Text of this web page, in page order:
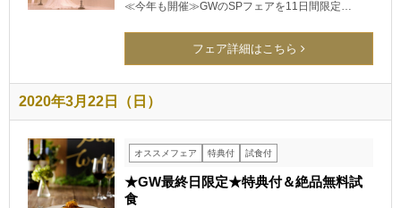
≪今年も開催≫GWのSPフェアを11日間限定…
フェア詳細はこちら
2020年3月22日（日）
オススメフェア 特典付 試食付
★GW最終日限定★特典付＆絶品無料試
食